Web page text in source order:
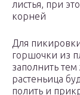
листья, при
корней
Для
горшочки из
заполнить тем
растеньица
полить и